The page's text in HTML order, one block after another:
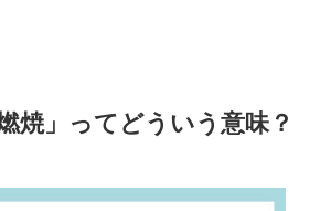
焼」ってどういう意味？